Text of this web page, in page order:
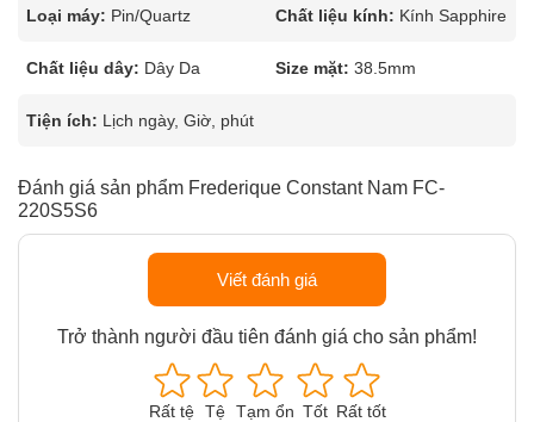
Loại máy: Pin/Quartz Chất liệu kính: Kính Sapphire
Chất liệu dây: Dây Da Size mặt: 38.5mm
Tiện ích: Lịch ngày, Giờ, phút
Đánh giá sản phẩm Frederique Constant Nam FC-
220S5S6
Viết đánh giá
Trở thành người đầu tiên đánh giá cho sản phẩm!
Rất tệ Tệ Tạm ổn Tốt Rất tốt